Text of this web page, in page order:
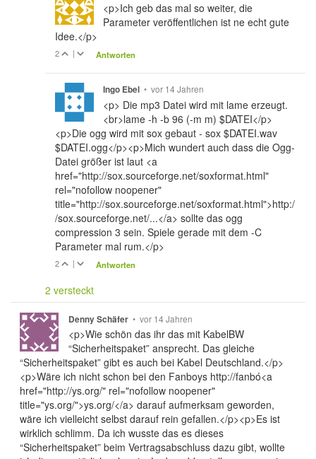
<p>Ich geb das mal so weiter, die
Parameter veröffentlichen ist ne echt gute
Idee.</p>
2 | Antworten
Ingo Ebel • vor 14 Jahren
<p> Die mp3 Datei wird mit lame erzeugt.
<br>lame -h -b 96 (-m m) $DATEI</p>
<p>Die ogg wird mit sox gebaut - sox $DATEI.wav
$DATEI.ogg</p><p>Mich wundert auch dass die Ogg-
Datei größer ist laut <a
href="http://sox.sourceforge.net/soxformat.html"
rel="nofollow noopener"
title="http://sox.sourceforge.net/soxformat.html">http:/
/sox.sourceforge.net/...</a> sollte das ogg
compression 3 sein. Spiele gerade mit dem -C
Parameter mal rum.</p>
2 | Antworten
2 versteckt
Denny Schäfer • vor 14 Jahren
<p>Wie schön das ihr das mit KabelBW
“Sicherheitspaket” ansprecht. Das gleiche
“Sicherheitspaket” gibt es auch bei Kabel Deutschland.</p>
<p>Wäre ich nicht schon bei den Fanboys http://fanbó<a
href="http://ys.org/" rel="nofollow noopener"
title="ys.org/">ys.org/</a> darauf aufmerksam geworden,
wäre ich vielleicht selbst darauf rein gefallen.</p><p>Es ist
wirklich schlimm. Da ich wusste das es dieses
“Sicherheitspaket” beim Vertragsabschluss dazu gibt, wollte